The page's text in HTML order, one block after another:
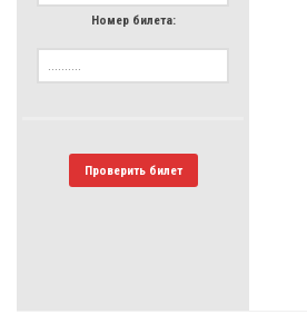
Номер билета:
Проверить билет